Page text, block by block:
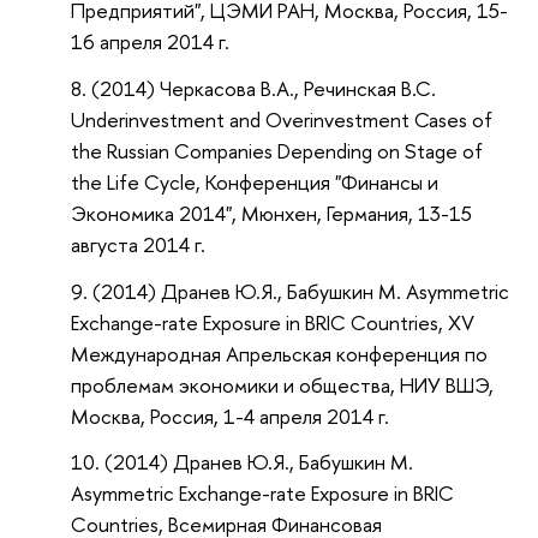
Предприятий", ЦЭМИ РАН, Москва, Россия, 15-
16 апреля 2014 г.
(2014) Черкасова В.А., Речинская В.С.
Underinvestment and Overinvestment Cases of
the Russian Companies Depending on Stage of
the Life Cycle, Конференция "Финансы и
Экономика 2014", Мюнхен, Германия, 13-15
августа 2014 г.
(2014) Дранев Ю.Я., Бабушкин М. Asymmetric
Exchange-rate Exposure in BRIC Countries, XV
Международная Апрельская конференция по
проблемам экономики и общества, НИУ ВШЭ,
Москва, Россия, 1-4 апреля 2014 г.
(2014) Дранев Ю.Я., Бабушкин М.
Asymmetric Exchange-rate Exposure in BRIC
Countries, Всемирная Финансовая